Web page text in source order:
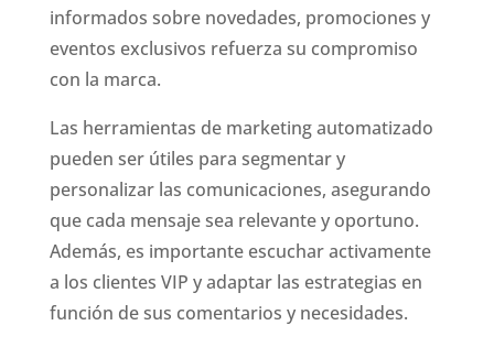
informados sobre novedades, promociones y
eventos exclusivos refuerza su compromiso
con la marca.
Las herramientas de marketing automatizado
pueden ser útiles para segmentar y
personalizar las comunicaciones, asegurando
que cada mensaje sea relevante y oportuno.
Además, es importante escuchar activamente
a los clientes VIP y adaptar las estrategias en
función de sus comentarios y necesidades.